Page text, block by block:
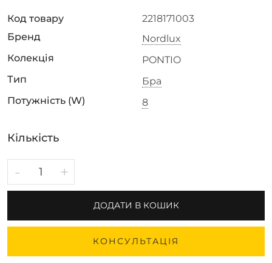
Код товару
2218171003
Бренд
Nordlux
Колекція
PONTIO
Тип
Бра
Потужність (W)
8
Кількість
- +
ДОДАТИ В КОШИК
КОНСУЛЬТАЦІЯ